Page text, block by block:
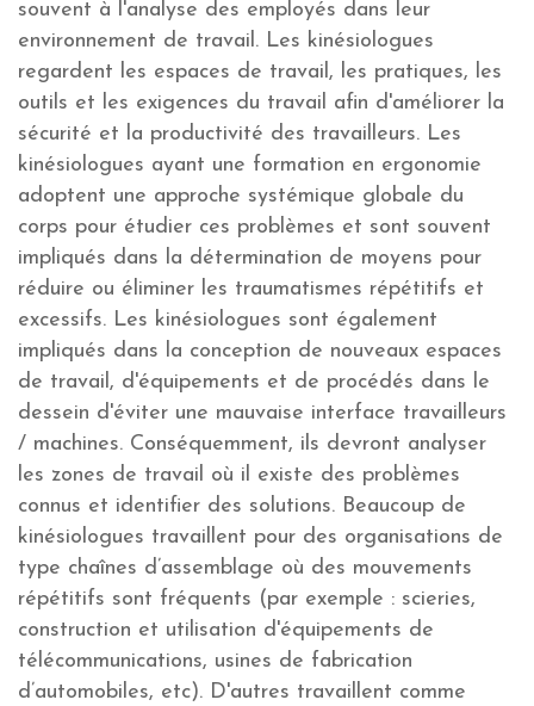
souvent à l'analyse des employés dans leur
environnement de travail. Les kinésiologues
regardent les espaces de travail, les pratiques, les
outils et les exigences du travail afin d'améliorer la
sécurité et la productivité des travailleurs. Les
kinésiologues ayant une formation en ergonomie
adoptent une approche systémique globale du
corps pour étudier ces problèmes et sont souvent
impliqués dans la détermination de moyens pour
réduire ou éliminer les traumatismes répétitifs et
excessifs. Les kinésiologues sont également
impliqués dans la conception de nouveaux espaces
de travail, d'équipements et de procédés dans le
dessein d'éviter une mauvaise interface travailleurs
/ machines. Conséquemment, ils devront analyser
les zones de travail où il existe des problèmes
connus et identifier des solutions. Beaucoup de
kinésiologues travaillent pour des organisations de
type chaînes d’assemblage où des mouvements
répétitifs sont fréquents (par exemple : scieries,
construction et utilisation d'équipements de
télécommunications, usines de fabrication
d’automobiles, etc). D'autres travaillent comme